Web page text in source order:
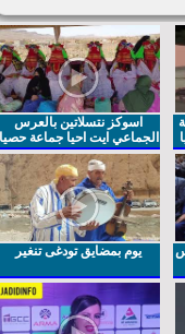
اسوكز نتسلاتين بالعرس
الجماعي ايت احيا جماعة حصيا
يوم بمضايق تودغى تنغير